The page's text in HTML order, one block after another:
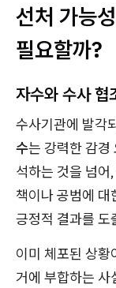
선처 가능
필요할까?
자수와 수사 협
수사기관에 발각
수는 강력한 감경
석하는 것을 넘어
책이나 공범에 대
긍정적 결과를 도
이미 체포된 상
거에 부합하는 사